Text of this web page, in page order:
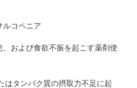
ルコペニア
および食欲不振を起こす薬剤使
はタンパク質の摂取力不足に起